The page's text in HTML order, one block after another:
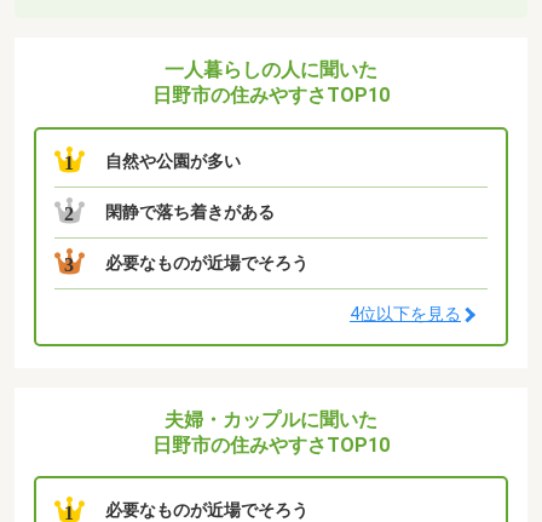
一人暮らしの人に聞いた
日野市の住みやすさTOP10
1 自然や公園が多い
2 閑静で落ち着きがある
3 必要なものが近場でそろう
4位以下を見る
夫婦・カップルに聞いた
日野市の住みやすさTOP10
1 必要なものが近場でそろう